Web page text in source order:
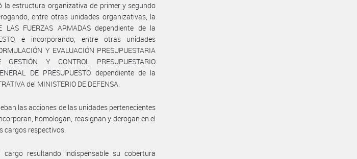
la estructura organizativa de primer y segundo
entre otras unidades organizativas, la
LAS FUERZAS ARMADAS dependiente de la
e incorporando, entre otras unidades
Y EVALUACIÓN PRESUPUESTARIA
Y CONTROL PRESUPUESTARIO
DE PRESUPUESTO dependiente de la
del MINISTERIO DE DEFENSA.
las acciones de las unidades pertenecientes
homologan, reasignan y derogan en el
cargos respectivos.
resultando indispensable su cobertura